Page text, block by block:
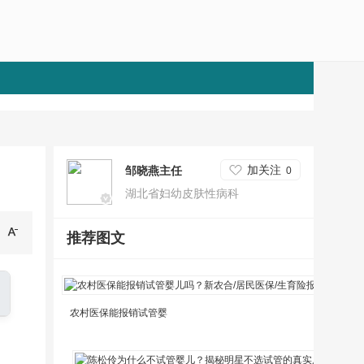
邹晓燕主任 加关注 0
湖北省妇幼皮肤性病科
推荐图文
农村医保能报销试管婴